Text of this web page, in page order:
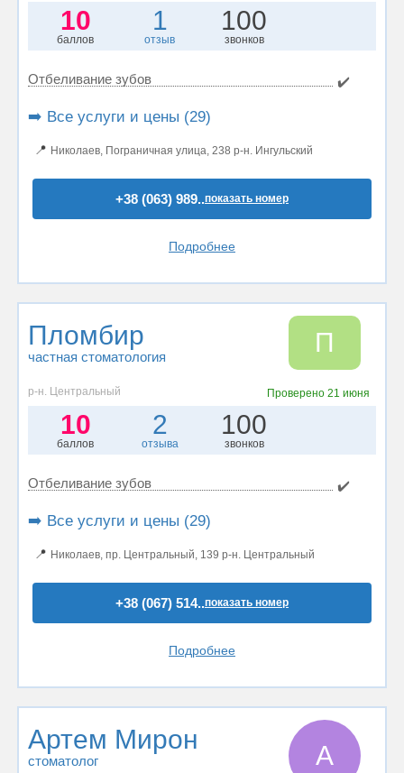
10
баллов
1
отзыв
100
звонков
Отбеливание зубов ✔️
➡️ Все услуги и цены (29)
📍 Николаев, Пограничная улица, 238 р-н. Ингульский
+38 (063) 989..показать номер
Подробнее
Пломбир
частная стоматология П
р-н. Центральный Проверено 21 июня
10
баллов
2
отзыва
100
звонков
Отбеливание зубов ✔️
➡️ Все услуги и цены (29)
📍 Николаев, пр. Центральный, 139 р-н. Центральный
+38 (067) 514..показать номер
Подробнее
Артем Мирон
стоматолог А